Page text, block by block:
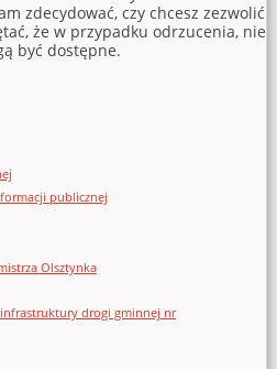
publicznej
Olsztynka
drogi gminnej nr
zdecydować, czy chcesz zezwolić
że w przypadku odrzucenia, nie
być dostępne.